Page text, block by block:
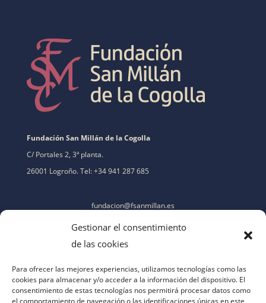
Gestionar el consentimiento
de las cookies
Para ofrecer las mejores experiencias, utilizamos tecnologías como las
cookies para almacenar y/o acceder a la información del dispositivo. El
consentimiento de estas tecnologías nos permitirá procesar datos como
el comportamiento de navegación o las identificaciones únicas en este
Fundación San Millán de la Cogolla
C/ Portales 2, 3ª planta.
26001 Logroño. Tel: +34 941 287 685
fundacion@fsanmillan.es